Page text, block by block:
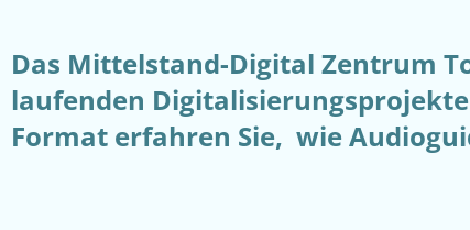
Das Mittelstand-Digital Zentrum
laufenden
Format erfahren Sie, wie